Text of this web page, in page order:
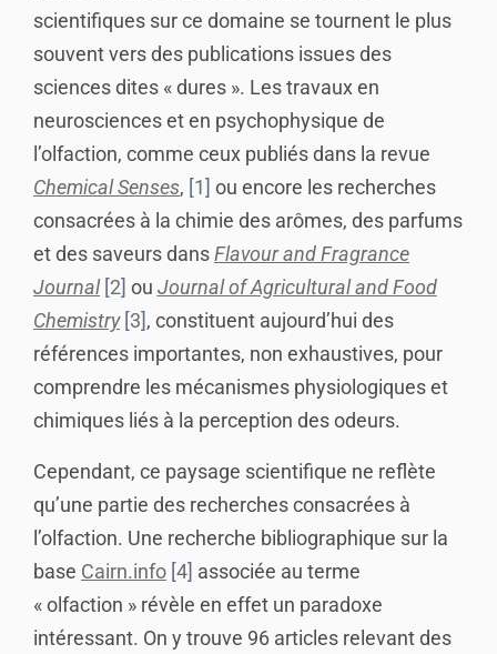
scientifiques sur ce domaine se tournent le plus
souvent vers des publications issues des
sciences dites « dures ». Les travaux en
neurosciences et en psychophysique de
l’olfaction, comme ceux publiés dans la revue
Chemical Senses, 1 ou encore les recherches
consacrées à la chimie des arômes, des parfums
et des saveurs dansFlavour and Fragrance
Journal 2 ou Journal of Agricultural and Food
Chemistry 3 , constituent aujourd’hui des
références importantes, non exhaustives, pour
comprendre les mécanismes physiologiques et
chimiques liés à la perception des odeurs.
Cependant, ce paysage scientifique ne reflète
qu’une partie des recherches consacrées à
l’olfaction. Une recherche bibliographique sur la
base Cairn.info 4 associée au terme
« olfaction » révèle en effet un paradoxe
intéressant. On y trouve 96 articles relevant des